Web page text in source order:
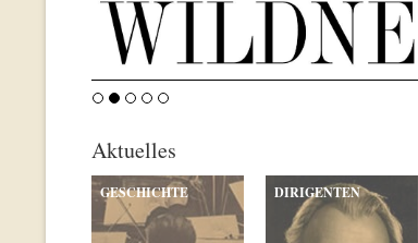
Aktuelles
GESCHICHTE DIRIGENTEN